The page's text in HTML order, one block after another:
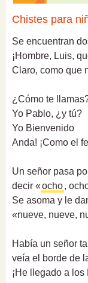
Chistes para
Se encuentran
¡Hombre, Luis,
Claro, como que
¿Cómo te
Yo Pablo, ¿y tú?
Yo Bienvenido
Anda! ¡Como el
Un señor pasa
decir «ocho,
Se asoma y le
«nueve, nueve,
Había un señor
veía el borde de
¡He llegado a los